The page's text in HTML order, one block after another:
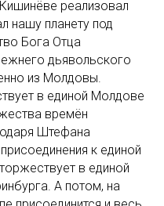
реализовал
нашу планету под
Бога Отца
дьявольского
из Молдовы.
в единой Молдове
времён
Штефана
к единой
в единой
А потом, на